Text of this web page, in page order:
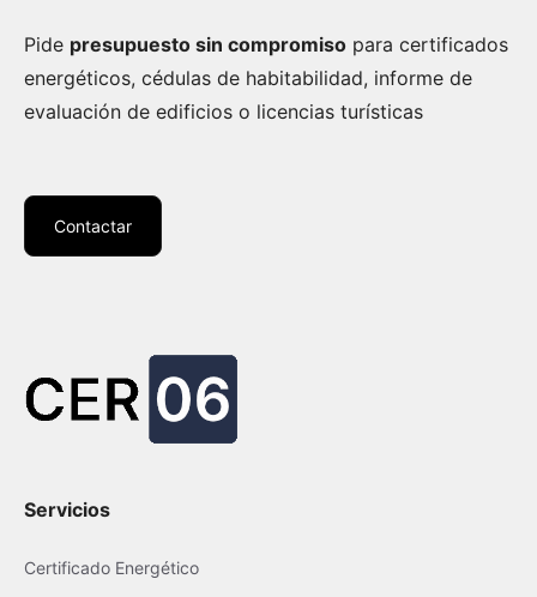
Pide presupuesto sin compromiso para certificados
energéticos, cédulas de habitabilidad, informe de
evaluación de edificios o licencias turísticas
Contactar
Servicios
Certificado Energético